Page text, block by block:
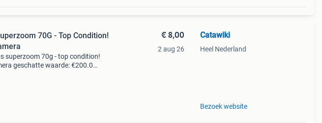
70G - Top Condition!
superzoom 70g - top condition!
geschatte waarde: €200.0
€ 8,00
2 aug 26
Catawiki
Heel Nederland
Bezoek website